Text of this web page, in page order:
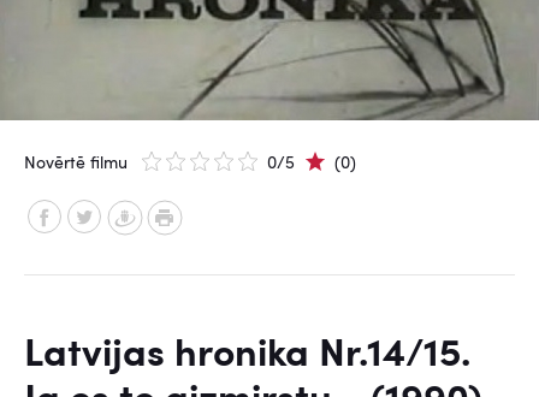
Novērtē filmu 0/5 (0)
Latvijas hronika Nr.14/15.